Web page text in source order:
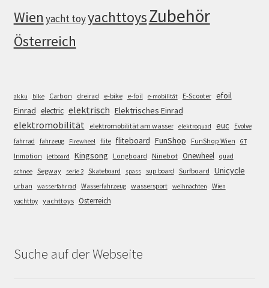
Wien yacht toyyachttoysZubehör
Österreich
akku bike Carbon dreirad e-bike e-foil e-mobilität E-Scooter efoil
Einrad electric elektrisch Elektrisches Einrad
elektromobilität elektromobilität am wasser elektroquad euc
Evolve
fahrrad
fahrzeug Firewheel flite fliteboard FunShop FunShop Wien GT
Inmotion jetboard Kingsong Longboard Ninebot Onewheel quad
schnee Segway serie 2 Skateboard spass sup board Surfboard Unicycle
urban wasserfahrrad Wasserfahrzeug wassersport weihnachten
Wien
yachttoy yachttoys Österreich
Suche auf der Webseite